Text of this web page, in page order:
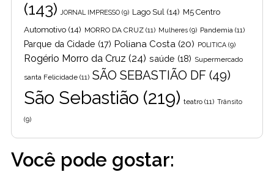
(143)
JORNAL IMPRESSO (9) Lago Sul (14) M5 Centro
Automotivo (14) MORRO DA CRUZ (11) Mulheres (9) Pandemia (11)
Parque da Cidade (17) Poliana Costa (20) POLITICA (9)
Rogério Morro da Cruz (24) saúde (18) Supermercado
santa Felicidade (11) SÃO SEBASTIÃO DF (49)
São Sebastião (219) teatro (11) Trânsito
(9)
Você pode gostar: